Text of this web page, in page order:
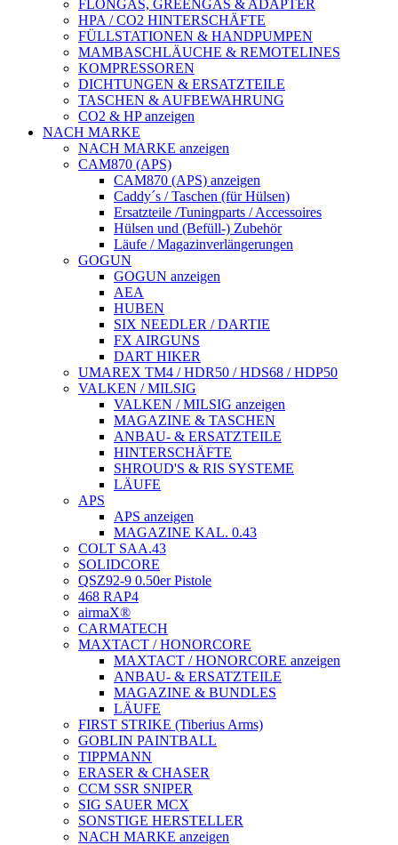
FLONGAS, GREENGAS & ADAPTER
HPA / CO2 HINTERSCHÄFTE
FÜLLSTATIONEN & HANDPUMPEN
MAMBASCHLÄUCHE & REMOTELINES
KOMPRESSOREN
DICHTUNGEN & ERSATZTEILE
TASCHEN & AUFBEWAHRUNG
CO2 & HP anzeigen
NACH MARKE
NACH MARKE anzeigen
CAM870 (APS)
CAM870 (APS) anzeigen
Caddy´s / Taschen (für Hülsen)
Ersatzteile /Tuningparts / Accessoires
Hülsen und (Befüll-) Zubehör
Läufe / Magazinverlängerungen
GOGUN
GOGUN anzeigen
AEA
HUBEN
SIX NEEDLER / DARTIE
FX AIRGUNS
DART HIKER
UMAREX TM4 / HDR50 / HDS68 / HDP50
VALKEN / MILSIG
VALKEN / MILSIG anzeigen
MAGAZINE & TASCHEN
ANBAU- & ERSATZTEILE
HINTERSCHÄFTE
SHROUD'S & RIS SYSTEME
LÄUFE
APS
APS anzeigen
MAGAZINE KAL. 0.43
COLT SAA.43
SOLIDCORE
QSZ92-9 0.50er Pistole
468 RAP4
airmaX®
CARMATECH
MAXTACT / HONORCORE
MAXTACT / HONORCORE anzeigen
ANBAU- & ERSATZTEILE
MAGAZINE & BUNDLES
LÄUFE
FIRST STRIKE (Tiberius Arms)
GOBLIN PAINTBALL
TIPPMANN
ERASER & CHASER
CCM SSR SNIPER
SIG SAUER MCX
SONSTIGE HERSTELLER
NACH MARKE anzeigen